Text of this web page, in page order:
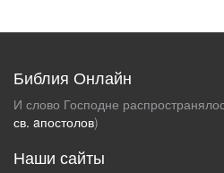
Библия Онлайн
И слово Господне
св. aпостолов)
Наши сайты